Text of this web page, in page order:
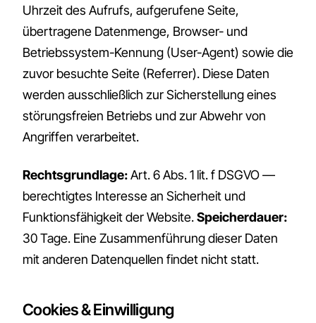
Uhrzeit des Aufrufs, aufgerufene Seite,
übertragene Datenmenge, Browser- und
Betriebssystem-Kennung (User-Agent) sowie die
zuvor besuchte Seite (Referrer). Diese Daten
werden ausschließlich zur Sicherstellung eines
störungsfreien Betriebs und zur Abwehr von
Angriffen verarbeitet.
Rechtsgrundlage:Art. 6 Abs. 1 lit. f DSGVO —
berechtigtes Interesse an Sicherheit und
Funktionsfähigkeit der Website.Speicherdauer:
30 Tage. Eine Zusammenführung dieser Daten
mit anderen Datenquellen findet nicht statt.
Cookies & Einwilligung